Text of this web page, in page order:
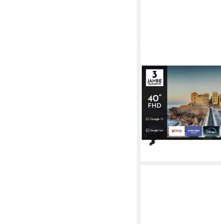
LED-Display
Full-HD Auflösung
Smart-Funktionalität
Produktdatenblatt
228,90 €
20,91 €mtl. in 12 Raten
lieferbar - in 6-7